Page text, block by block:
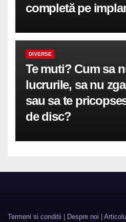
completă pe
DIVERSE
Te muti? Cum sa
lucrurile, sa nu
sau sa te
de disc?
Termeni si conditii Despre noi